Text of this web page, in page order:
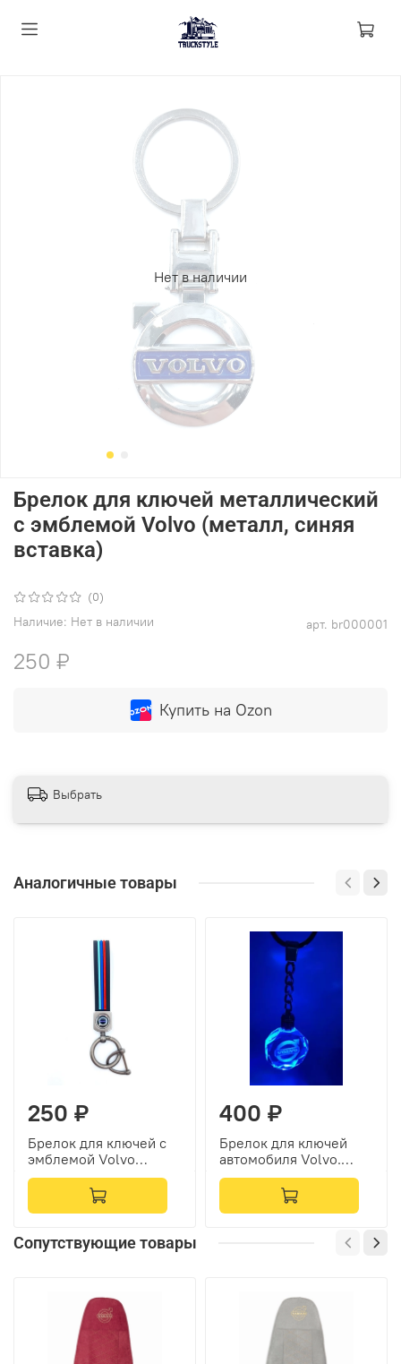
Нет в наличии
(0)
арт. br000001
Наличие: Нет в наличии
Брелок для ключей металлический
с эмблемой Volvo (металл, синяя
вставка)
250 ₽
Купить на Ozon
Выбрать
Аналогичные товары
250 ₽
Брелок для ключей с
эмблемой Volvo
(резина, полоски)
400 ₽
Брелок для ключей
автомобиля Volvo.
Подсветка, лого авто.
Volvo аксессуары.
Подарочная коробочка
Сопутствующие товары